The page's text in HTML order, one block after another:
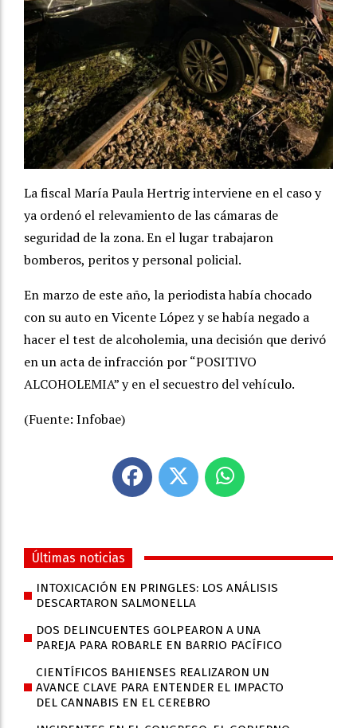
La fiscal María Paula Hertrig interviene en el caso y
ya ordenó el relevamiento de las cámaras de
seguridad de la zona. En el lugar trabajaron
bomberos, peritos y personal policial.
En marzo de este año, la periodista había chocado
con su auto en Vicente López y se había negado a
hacer el test de alcoholemia, una decisión que derivó
en un acta de infracción por “POSITIVO
ALCOHOLEMIA” y en el secuestro del vehículo.
(Fuente: Infobae)
Últimas noticias
INTOXICACIÓN EN PRINGLES: LOS ANÁLISIS
DESCARTARON SALMONELLA
DOS DELINCUENTES GOLPEARON A UNA
PAREJA PARA ROBARLE EN BARRIO PACÍFICO
CIENTÍFICOS BAHIENSES REALIZARON UN
AVANCE CLAVE PARA ENTENDER EL IMPACTO
DEL CANNABIS EN EL CEREBRO